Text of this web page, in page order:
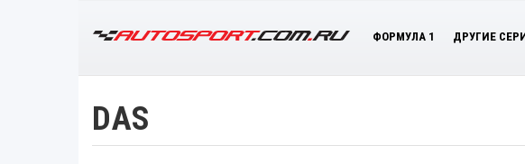
ФОРМУЛА 1 ДРУГИЕ
DAS